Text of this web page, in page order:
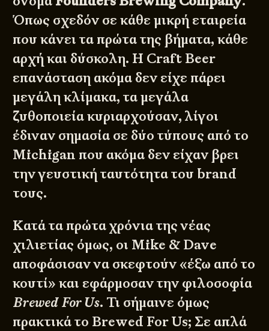
Όπως σχεδόν σε κάθε μικρή εταιρεία
που κάνει τα πρώτα της βήματα, κάθε
αρχή και δύσκολη. Η Craft Beer
επανάσταση ακόμα δεν είχε πάρει
μεγάλη κλίμακα, τα μεγάλα
ζυθοποιεία κυριαρχούσαν, λίγοι
έδιναν σημασία σε δύο τύπους από το
Michigan που ακόμα δεν είχαν βρει
την γευστική ταυτότητα του brand
τους.
Κατά τα πρώτα χρόνια της νέας
χιλιετίας όμως, οι Mike & Dave
αποφάσισαν να σκεφτούν «έξω από το
κουτί» και εφάρμοσαν την φιλοσοφία
Brewed For Us. Τι σήμαινε όμως
πρακτικά το Brewed For Us; Σε απλά